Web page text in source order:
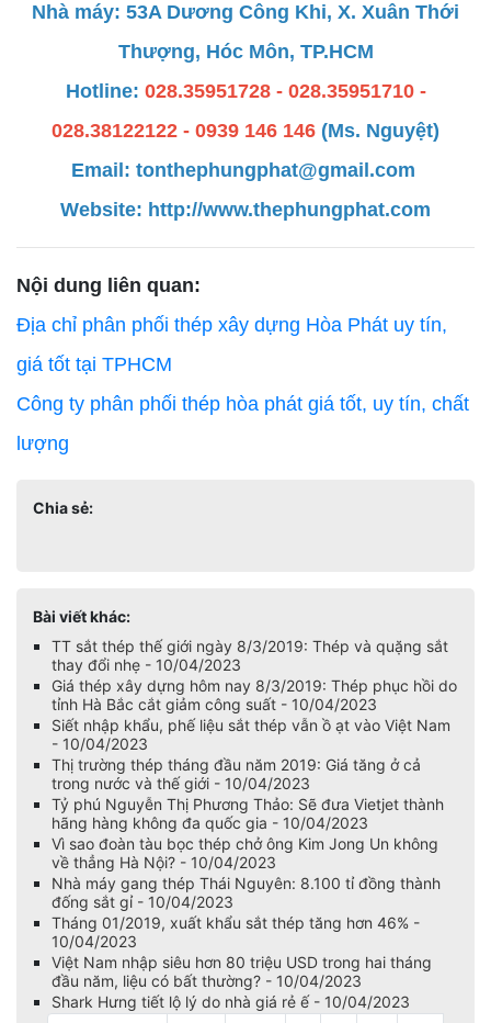
Nhà máy: 53A Dương Công Khi, X. Xuân Thới
Thượng, Hóc Môn, TP.HCM
Hotline: 028.35951728 - 028.35951710 -
028.38122122 - 0939 146 146 (Ms. Nguyệt)
Email: tonthephungphat@gmail.com
Website: http://www.thephungphat.com
Nội dung liên quan:
Địa chỉ phân phối thép xây dựng Hòa Phát uy tín,
giá tốt tại TPHCM
Công ty phân phối thép hòa phát giá tốt, uy tín, chất
lượng
Chia sẻ:
Bài viết khác:
TT sắt thép thế giới ngày 8/3/2019: Thép và quặng sắt
thay đổi nhẹ - 10/04/2023
Giá thép xây dựng hôm nay 8/3/2019: Thép phục hồi do
tỉnh Hà Bắc cắt giảm công suất - 10/04/2023
Siết nhập khẩu, phế liệu sắt thép vẫn ồ ạt vào Việt Nam
- 10/04/2023
Thị trường thép tháng đầu năm 2019: Giá tăng ở cả
trong nước và thế giới - 10/04/2023
Tỷ phú Nguyễn Thị Phương Thảo: Sẽ đưa Vietjet thành
hãng hàng không đa quốc gia - 10/04/2023
Vì sao đoàn tàu bọc thép chở ông Kim Jong Un không
về thẳng Hà Nội? - 10/04/2023
Nhà máy gang thép Thái Nguyên: 8.100 tỉ đồng thành
đống sắt gỉ - 10/04/2023
Tháng 01/2019, xuất khẩu sắt thép tăng hơn 46% -
10/04/2023
Việt Nam nhập siêu hơn 80 triệu USD trong hai tháng
đầu năm, liệu có bất thường? - 10/04/2023
Shark Hưng tiết lộ lý do nhà giá rẻ ế - 10/04/2023